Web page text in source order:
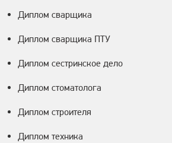
Диплом сварщика
Диплом сварщика ПТУ
Диплом сестринское дело
Диплом стоматолога
Диплом строителя
Диплом техника